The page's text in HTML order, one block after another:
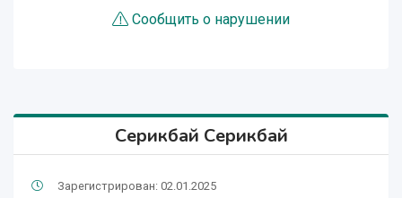
Сообщить о нарушении
Серикбай Серикбай
Зарегистрирован: 02.01.2025